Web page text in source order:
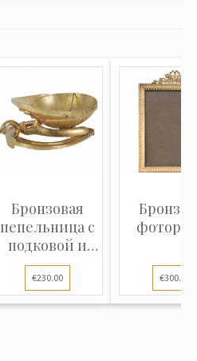
Бронзовая
пепельница с
подковой и
жокейской к...
€230.00 €300.00